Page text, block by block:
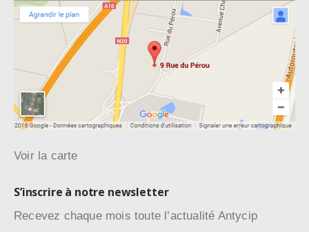
Voir la carte
S’inscrire à notre newsletter
Recevez chaque mois toute l’actualité Antycip